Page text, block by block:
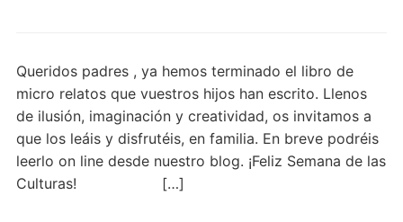
Queridos padres , ya hemos terminado el libro de
micro relatos que vuestros hijos han escrito. Llenos
de ilusión, imaginación y creatividad, os invitamos a
que los leáis y disfrutéis, en familia. En breve podréis
leerlo on line desde nuestro blog. ¡Feliz Semana de las
Culturas! […]